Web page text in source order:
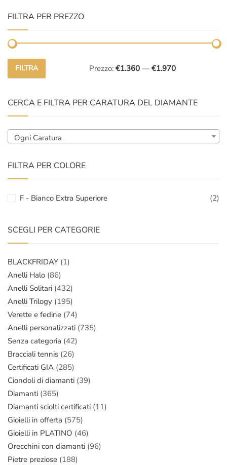
FILTRA PER PREZZO
Prezzo
Prezzo
FILTRA Prezzo: €1.360 — €1.970
CERCA E FILTRA PER CARATURA DEL DIAMANTE
Ogni Caratura
FILTRA PER COLORE
F - Bianco Extra Superiore (2)
SCEGLI PER CATEGORIE
BLACKFRIDAY (1)
Anelli Halo (86)
Anelli Solitari (432)
Anelli Trilogy (195)
Verette e fedine (74)
Anelli personalizzati (735)
Senza categoria (42)
Bracciali tennis (26)
Certificati GIA (285)
Ciondoli di diamanti (39)
Diamanti (365)
Diamanti sciolti certificati (11)
Gioielli in offerta (575)
Gioielli in PLATINO (46)
Orecchini con diamanti (96)
Pietre preziose (188)